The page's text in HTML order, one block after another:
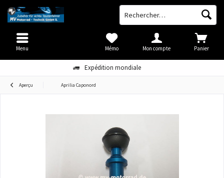
Expédition mondiale
Panier
Mémo Mon compte
Menu
Aperçu Aprilia Caponord